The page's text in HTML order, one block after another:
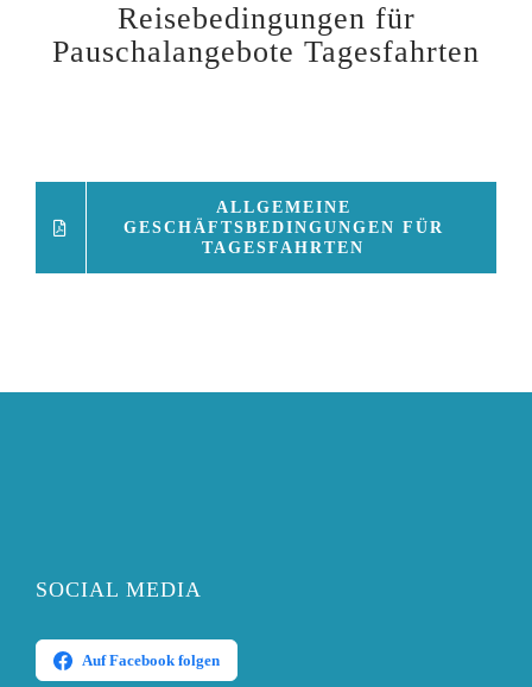
Reisebedingungen für
Pauschalangebote Tagesfahrten
ALLGEMEINE
GESCHÄFTSBEDINGUNGEN FÜR
TAGESFAHRTEN
SOCIAL MEDIA
Auf Facebook folgen